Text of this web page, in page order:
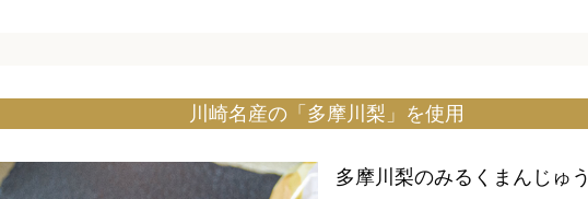
川崎名産の「多摩川梨」を使用
多摩川梨のみるくまんじゅう